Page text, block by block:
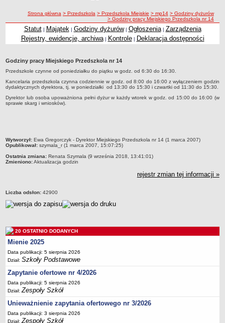
Licea
Zespoły Szkół
Techniczne Zakłady Naukowe
Przedszkola Miejskie
ARCHIWUM SZKÓŁ I PLACÓWEK
Zlikwidowane gimnazja
Przekształcone szkoły i placówki
Specjalny Ośrodek nr 5
BURSA MIEJSKA
Majątek
Godziny dyżurów
Zarządzenia
Kontrole
Rejestry, ewidencje, archiwa
Sprawozdania
Deklaracja dostępności
PORADNIE PSYCHOLOGICZNO-PEDAGOGICZNE
Zespół Poradni
BIURO FINANSÓW OŚWIATY
ścieżka nawigacji
Strona główna > Przedszkola > Przedszkola Miejskie > mp14 > Godziny dyżurów
> Godziny pracy Miejskiego Przedszkola nr 14
Statut| Majątek | Godziny dyżurów| Ogłoszenia| Zarządzenia
Rejestry, ewidencje, archiwa| Kontrole| Deklaracja dostępności
Godziny pracy Miejskiego Przedszkola nr 14
Przedszkole czynne od poniedziałku do piątku w godz. od 6:30 do 16:30.
Kancelaria przedszkola czynna codziennie w godz. od 8:00 do 16:00 z wyłączeniem godzin
dydaktycznych dyrektora, tj. w poniedziałki od 13:30 do 15:30 i czwartki od 11:30 do 15:30.
Dyrektor lub osoba upoważniona pełni dyżur w każdy wtorek w godz. od 15:00 do 16:00 (w
sprawie skarg i wniosków).
metryczka
Wytworzył: Ewa Gregorczyk - Dyrektor Miejskiego Przedszkola nr 14 (1 marca 2007)
Opublikował: szymala_r (1 marca 2007, 15:07:25)
Ostatnia zmiana: Renata Szymala (9 września 2018, 13:41:01)
Zmieniono:Aktualizacja godzin
rejestr zmian tej informacji »
Liczba odsłon: 42900
20 OSTATNIO DODANYCH
Mienie 2025
Data publikacji: 5 sierpnia 2026
Dział:Szkoły Podstawowe
Zapytanie ofertowe nr 4/2026
Data publikacji: 5 sierpnia 2026
Dział:Zespoły Szkół
Unieważnienie zapytania ofertowego nr 3/2026
Data publikacji: 3 sierpnia 2026
Dział:Zespoły Szkół